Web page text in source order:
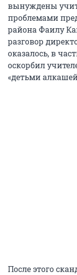
вынуждены
проблемами
района Фаилу
разговор
оказалось, в
оскорбил
«детьми
После этого